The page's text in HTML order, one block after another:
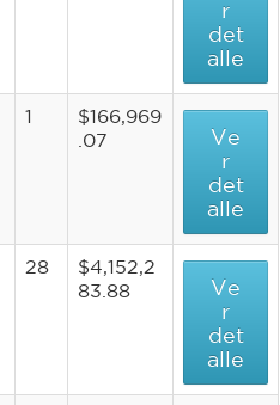
r
det
alle
1
$166,969
.07
Ve
r
det
alle
28
$4,152,2
83.88
Ve
r
det
alle